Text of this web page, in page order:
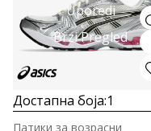
Uporedi
Brzi Pregled
Достапна боја:1
Патики за возрасни